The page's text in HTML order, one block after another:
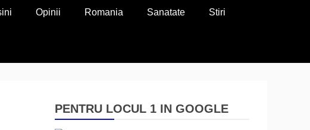
Opinii Romania Sanatate Stiri
PENTRU LOCUL 1 IN GOOGLE